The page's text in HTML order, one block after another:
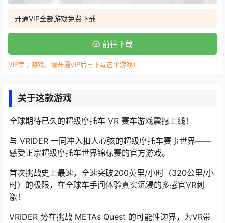
开通VIP全部游戏免费下载
前往下载
VIP专享游戏，请开通VIP后再下载这个游戏！
关于这款游戏
全球期待已久的超级摩托车 VR 赛车游戏震撼上线！
与 VRIDER 一同冲入扣人心弦的超级摩托车赛事世界——
感受正宗超级摩托车世界锦标赛的官方游戏。
首次挑战史上最速，全速突破200英里/小时（320公里/小
时）的极限，在全球车手间体验真实沉浸的多感官VR刺
激！
VRIDER 势在挑战 METAs Quest 的可能性边界，为VR带